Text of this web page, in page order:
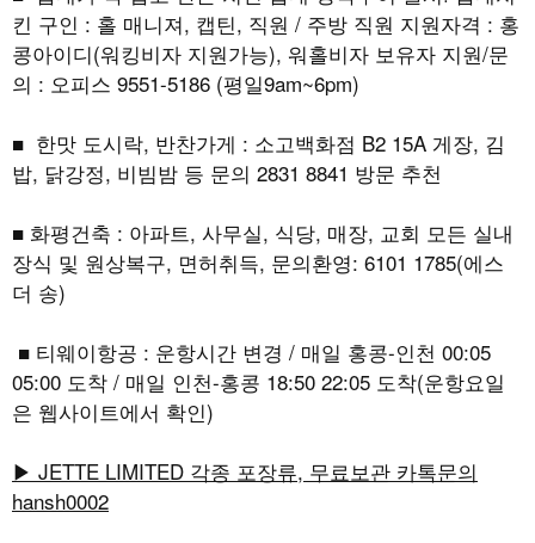
킨 구인 : 홀 매니져, 캡틴, 직원 / 주방 직원 지원자격 : 홍
콩아이디(워킹비자 지원가능), 워홀비자 보유자 지원/문
의 : 오피스 9551-5186 (평일9am~6pm)
■ 한맛 도시락, 반찬가게 : 소고백화점 B2 15A 게장, 김
밥, 닭강정, 비빔밤 등 문의 2831 8841 방문 추천
■ 화평건축 : 아파트, 사무실, 식당, 매장, 교회 모든 실내
장식 및 원상복구, 면허취득, 문의환영: 6101 1785(에스
더 송)
■ 티웨이항공 : 운항시간 변경 / 매일 홍콩-인천 00:05
05:00 도착 / 매일 인천-홍콩 18:50 22:05 도착(운항요일
은 웹사이트에서 확인)
▶ JETTE LIMITED 각종 포장류, 무료보관 카톡문의
hansh0002